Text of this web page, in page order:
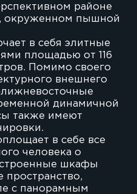
районе
окруженном пышной
в себя элитные
площадью от 116
Помимо своего
внешнего
динамичной
также имеют
в себе все
человека о
шкафы
пространство,
с панорамным